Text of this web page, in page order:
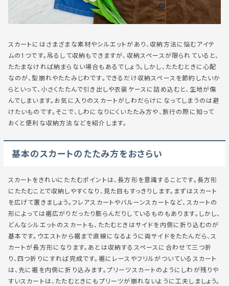
スカートにはさまざまな素材やシルエットがあり、収納方法に悩むアイテ
ムの1つです。吊るして収納もできますが、収納スペースが限られていると、
たたまなければ納まらない場合もあるでしょう。しかし、たたむときに心配
なのが、型崩れやたたみじわです。できるだけ収納スペースを節約したいか
らといって、小さくたたんで引き出しや衣装ケースに詰め込むと、生地が傷
んでしまいます。お気に入りのスカートがしわだらけになってしまうのは避
けたいものです。そこで、しわになりにくいたたみ方や、旅行の際に知って
おくと便利な収納方法などを紹介します。
基本のスカートのたたみ方をおさらい
スカートをきれいにたたむポイントは、長方形を意識することです。長方形
にたたむことで収納しやすくなり、見た目もすっきりします。まずはスカート
を広げて置きましょう。フレアスカートやバルーンスカートなど、スカートの
形によっては裾広がりだったり膨らんだりしているものもあります。しかし、
どんなシルエットのスカートも、たたむときはサイドを内側に折り込むのが
基本です。ウエストから裾まで直線になるように両サイドをたたんだら、ス
カートが長方形になります。あとは収納するスペースに合わせて三つ折
り、四つ折りにすれば完成です。裾にレースやフリルがついているスカート
は、先に裾を内側に折り込みます。プリーツスカートのようにしわが残りや
すいスカートは、たたむときにもプリーツが崩れないように工夫しましょう。